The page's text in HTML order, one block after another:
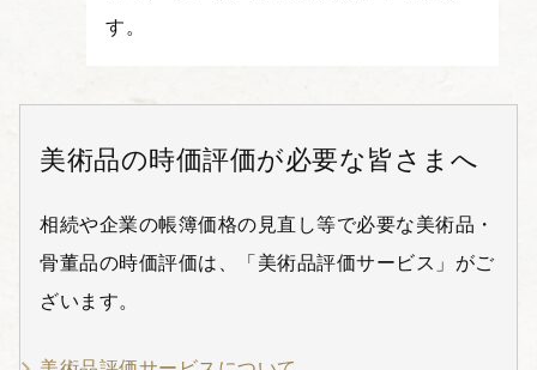
す。
美術品の時価評価が必要な皆さまへ
相続や企業の帳簿価格の見直し等で必要な美術品・
骨董品の時価評価は、「美術品評価サービス」がご
ざいます。